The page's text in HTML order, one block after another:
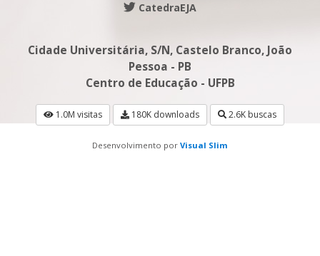
CatedraEJA
Cidade Universitária, S/N, Castelo Branco, João
Pessoa - PB
Centro de Educação - UFPB
1.0M visitas 180K downloads 2.6K buscas
Desenvolvimento por Visual Slim